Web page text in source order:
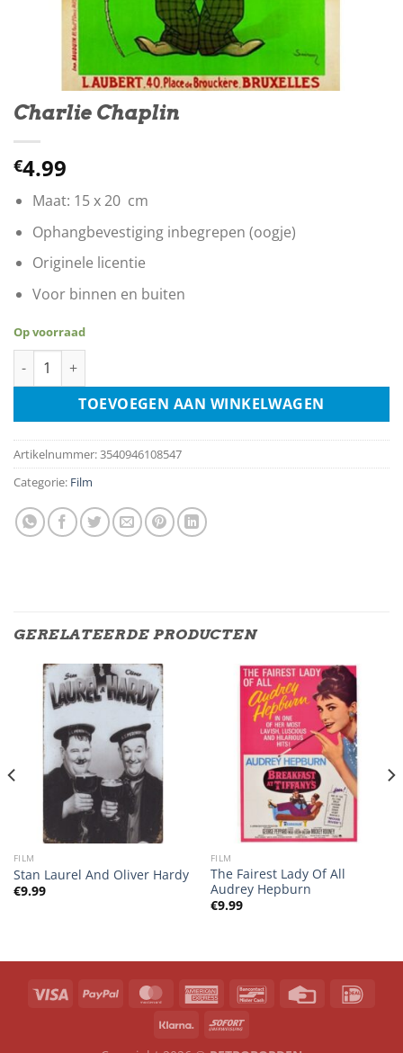
Charlie Chaplin
€4.99
Maat: 15 x 20 cm
Ophangbevestiging inbegrepen (oogje)
Originele licentie
Voor binnen en buiten
Op voorraad
Charlie Chaplin aantal
TOEVOEGEN AAN WINKELWAGEN
Artikelnummer:3540946108547
Categorie: Film
GERELATEERDE PRODUCTEN
FILM
Stan Laurel And Oliver Hardy
€9.99
FILM
The Fairest Lady Of All
Audrey Hepburn
€9.99